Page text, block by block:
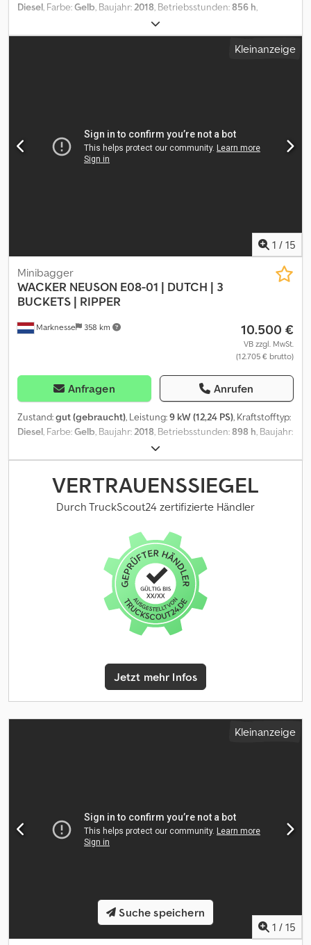
Diesel, Farbe:Gelb, Baujahr:2018, Betriebsstunden:856 h,
Allgemeine Informationen Baujahr: 2018 Verwendungszweck:
Bauwesen Technische Informationen Zylinderzahl: 3 Antrieb:
Raupe Gewichte Leergewicht: 1.110 kg Zuladung: 1 kg zGG: 1.111 kg
Kleinanzeige
1 / 15
Marknesse 358 km
Minibagger
WACKER NEUSON E08-01 | DUTCH | 3
BUCKETS | RIPPER
10.500 €
VB zzgl. MwSt.
(12.705 € brutto)
Anfragen Anrufen
Zustand:gut (gebraucht), Leistung:9 kW (12,24 PS), Kraftstofftyp:
Diesel, Farbe:Gelb, Baujahr:2018, Betriebsstunden:898 h, Baujahr:
2018 Antrieb: Raupe Zylinderzahl: 3 Dedpfx Acezmm Aiozjck
Leergewicht: 1.110 kg CE-Kennzeichnung: ja Technischer Zustand:
gut Optischer Zustand: gut
VERTRAUENSSIEGEL
Durch TruckScout24 zertifizierte Händler
Jetzt mehr Infos
Kleinanzeige
1 / 15
Suche speichern